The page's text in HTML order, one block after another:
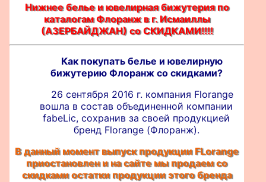
Нижнее белье и ювелирная бижутерия по
каталогам Флоранж в г. Исмаиллы
(АЗЕРБАЙДЖАН) со СКИДКАМИ!!!!
Как покупать белье и ювелирную
бижутерию Флоранж со скидками?
26 сентября 2016 г. компания Florange
вошла в состав объединенной компании
fabeLic, сохранив за своей продукцией
бренд Florange (Флоранж).
В данный момент выпуск продукции FLorange
приостановлен и на сайте мы продаем со
скидками остатки продукции этого бренда